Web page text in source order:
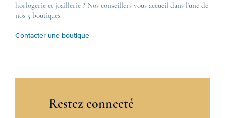
horlogerie et joaillerie ? Nos conseillers vous accueil dans l'une de
nos 5 boutiques.
Contacter une boutique
Restez connecté